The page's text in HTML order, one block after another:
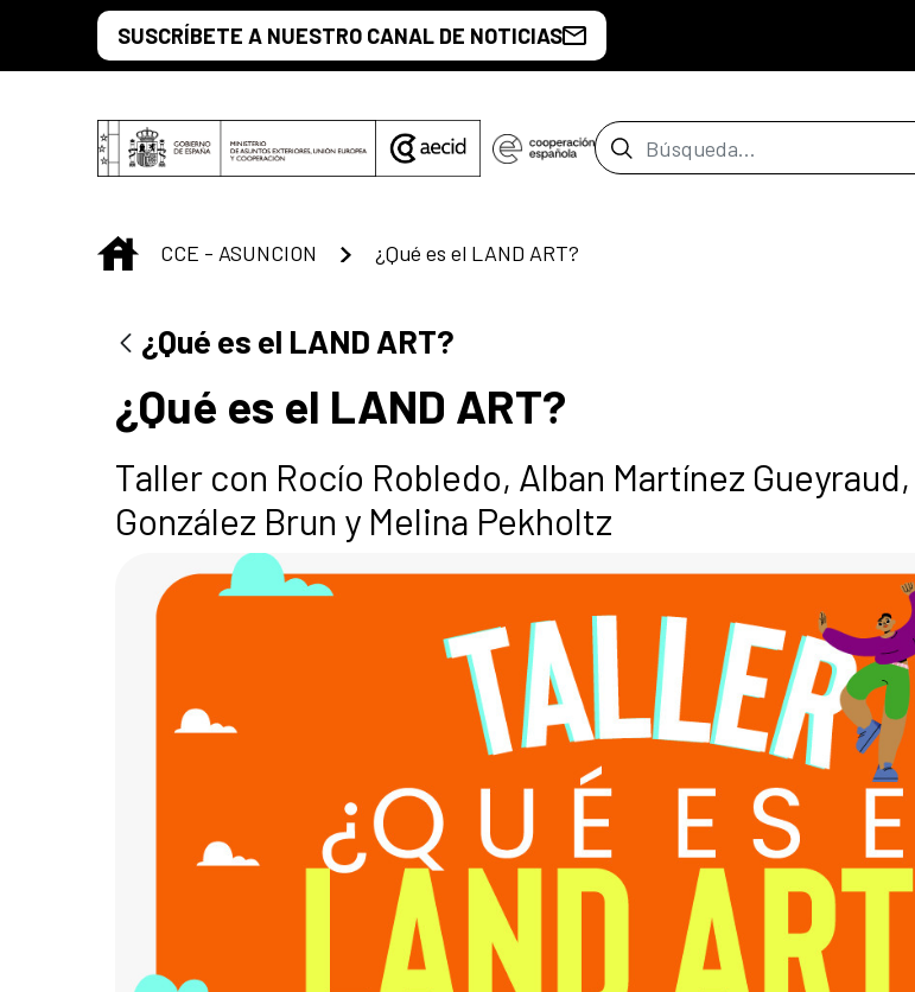
Saltar al contenido principal
SUSCRÍBETE A NUESTRO CANAL DE NOTICIAS
Barra de búsqueda
INICIO
CCE - ASUNCION ¿Qué es el LAND ART?
¿Qué es el LAND ART?
¿Qué es el LAND ART?
Taller con Rocío Robledo, Alban Martínez
González Brun y Melina Pekholtz